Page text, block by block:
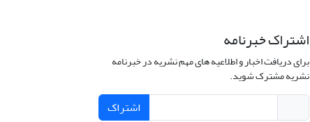
اشتراک خبرنامه
برای دریافت اخبار و اطلاعیه های مهم نشریه در خبرنامه
نشریه مشترک شوید.
اشتراک